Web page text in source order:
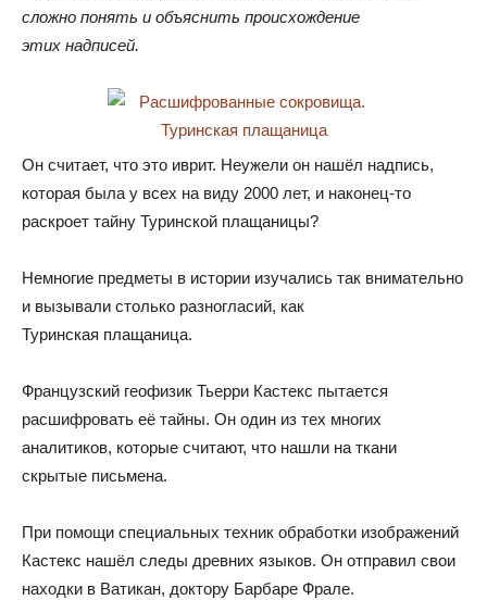
сложно понять и объяснить происхождение
этих надписей.
Он считает, что это иврит. Неужели он нашёл надпись,
которая была у всех на виду 2000 лет, и наконец-то
раскроет тайну Туринской плащаницы?
Немногие предметы в истории изучались так внимательно
и вызывали столько разногласий, как
Туринская плащаница.
Французский геофизик Тьерри Кастекс пытается
расшифровать её тайны. Он один из тех многих
аналитиков, которые считают, что нашли на ткани
скрытые письмена.
При помощи специальных техник обработки изображений
Кастекс нашёл следы древних языков. Он отправил свои
находки в Ватикан, доктору Барбаре Фрале.